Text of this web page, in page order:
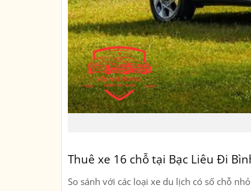
Thuê xe 16 chỗ tại Bạc Liêu Đi
So sánh với các loại xe du lịch có số chỗ